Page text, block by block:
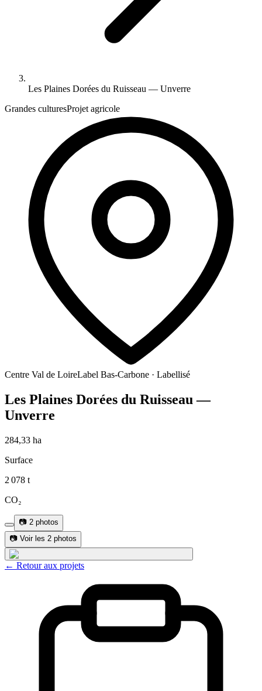
Les Plaines Dorées du Ruisseau — Unverre
Grandes culturesProjet agricole
Centre Val de LoireLabel Bas-Carbone · Labellisé
Les Plaines Dorées du Ruisseau —
Unverre
284,33 ha
Surface
2 078 t
CO₂
📷 2 photos
📷 Voir les 2 photos
← Retour aux projets